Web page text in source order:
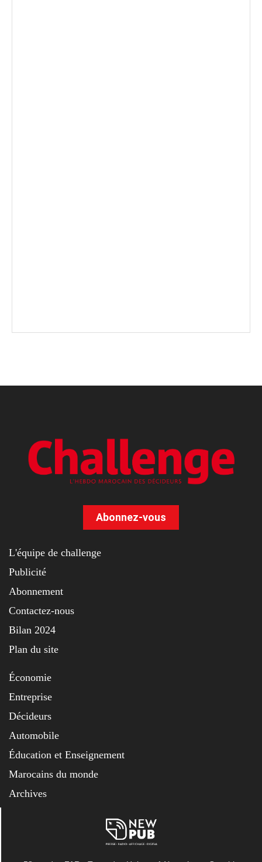
Abonnez-vous
L'équipe de challenge
Publicité
Abonnement
Contactez-nous
Bilan 2024
Plan du site
Économie
Entreprise
Décideurs
Automobile
Éducation et Enseignement
Marocains du monde
Archives